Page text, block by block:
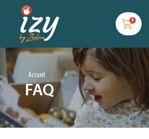
0
Accueil
FAQ